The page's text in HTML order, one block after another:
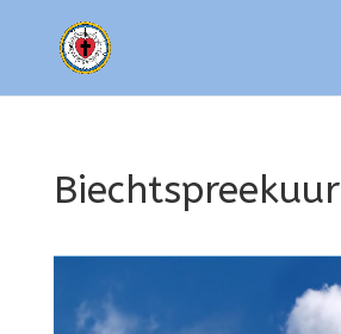
Biechtspreekuur